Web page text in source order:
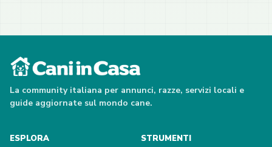
La community italiana per annunci, razze, servizi locali e
guide aggiornate sul mondo cane.
ESPLORA STRUMENTI